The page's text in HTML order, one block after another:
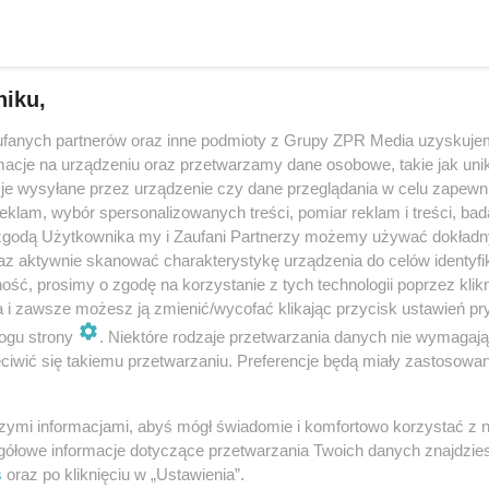
zyska kolejnych ponad 500 drzew. Urzędnicy
na nasadzenia
postępowanie dotyczy tzw. nasadzeń zastępcze. Te mają pojawić się
powodów, wcześniej wyciętych. Wśród lokalizacji, w których
miasto wymie…
partnerów oraz inne podmioty z Grupy ZPR Media
na urządzeniu oraz przetwarzamy dane osobowe, takie jak
wysyłane przez urządzenie czy dane przeglądania w celu
wybór spersonalizowanych treści, pomiar reklam i treści,
Użytkownika my i Zaufani Partnerzy możemy używać
aktywnie skanować charakterystykę urządzenia do celów
prosimy o zgodę na korzystanie z tych technologii poprzez
i zawsze możesz ją zmienić/wycofać klikając przycisk ustawień
strony
. Niektóre rodzaje przetwarzania danych nie
się takiemu przetwarzaniu. Preferencje będą miały
informacjami, abyś mógł świadomie i komfortowo korzystać z
informacje dotyczące przetwarzania Twoich danych
oraz po kliknięciu w „Ustawienia”.